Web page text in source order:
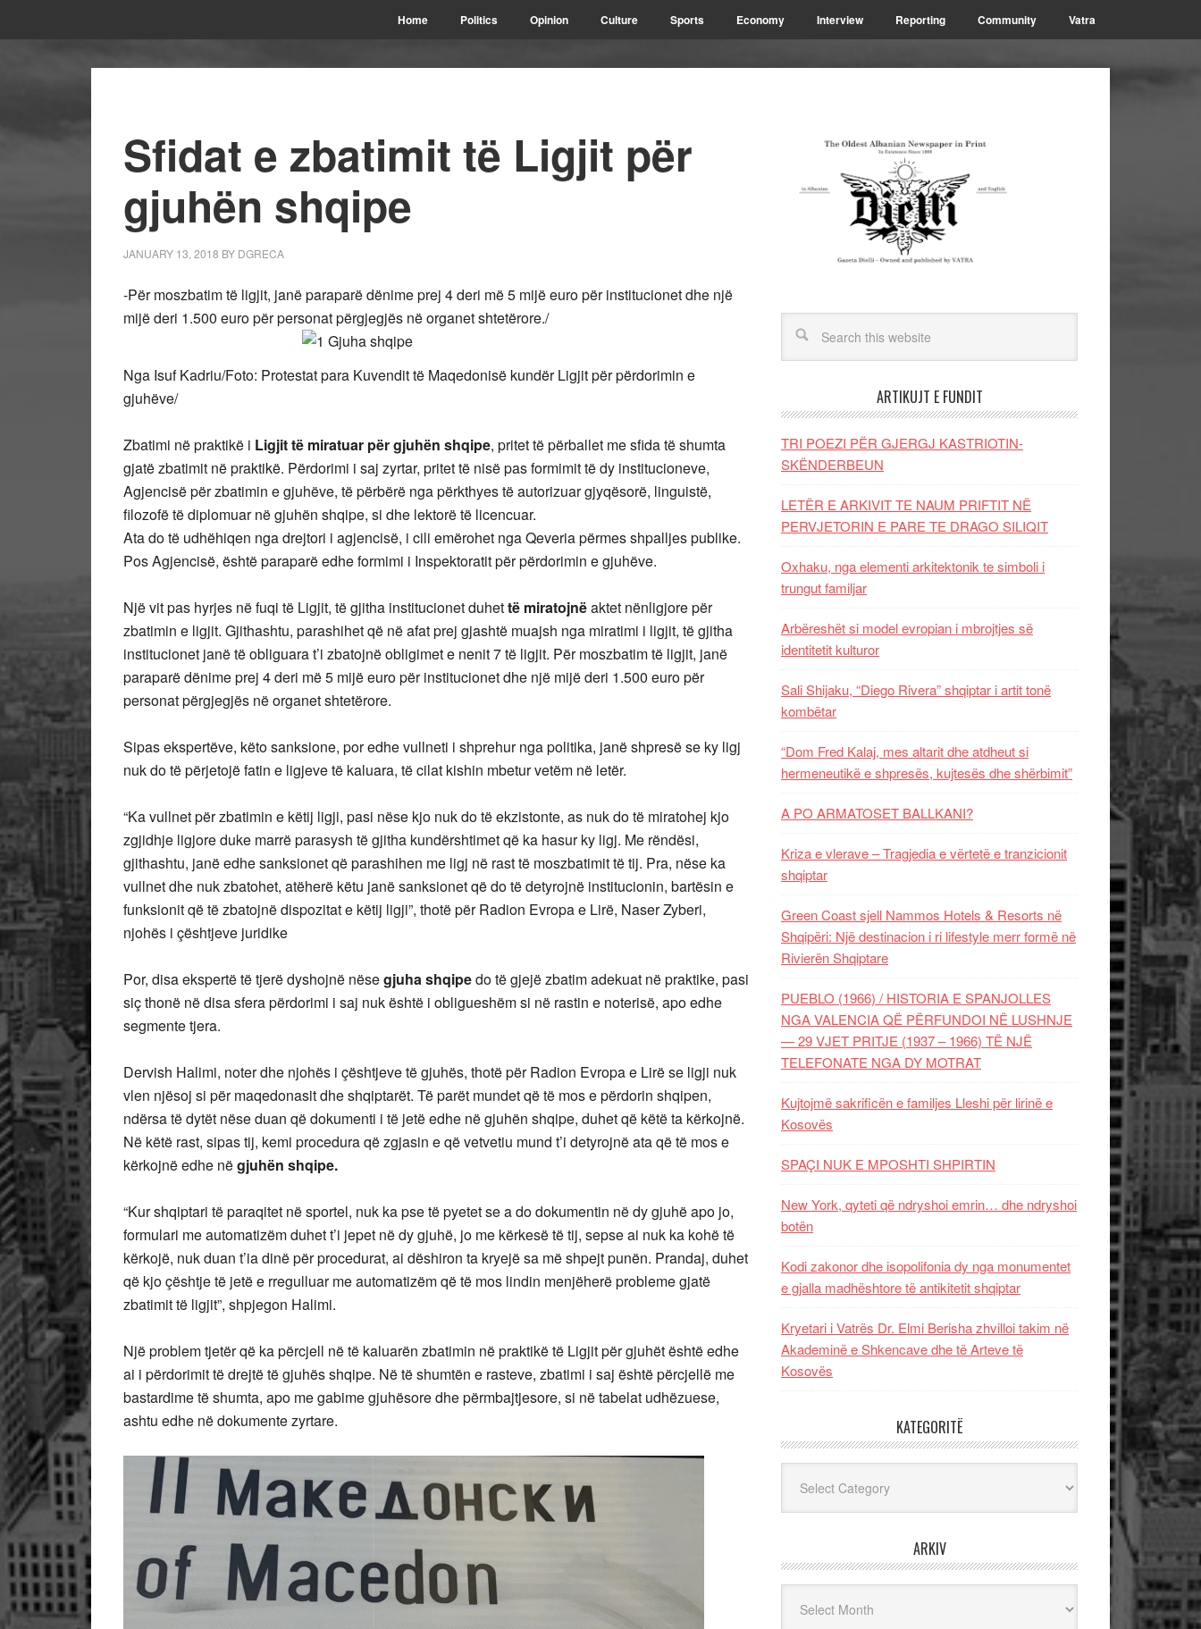
Home Politics Opinion Culture Sports Economy Interview Reporting Community Vatra
Sfidat e zbatimit të Ligjit për
gjuhën shqipe
JANUARY 13, 2018 BY DGRECA
-Për moszbatim të ligjit, janë paraparë dënime prej 4 deri më 5 mijë euro për institucionet dhe një
mijë deri 1.500 euro për personat përgjegjës në organet shtetërore./
Nga Isuf Kadriu/Foto: Protestat para Kuvendit të Maqedonisë kundër Ligjit për përdorimin e
gjuhëve/
Zbatimi në praktikë i Ligjit të miratuar për gjuhën shqipe, pritet të përballet me sfida të shumta
gjatë zbatimit në praktikë. Përdorimi i saj zyrtar, pritet të nisë pas formimit të dy institucioneve,
Agjencisë për zbatimin e gjuhëve, të përbërë nga përkthyes të autorizuar gjyqësorë, linguistë,
filozofë të diplomuar në gjuhën shqipe, si dhe lektorë të licencuar.
Ata do të udhëhiqen nga drejtori i agjencisë, i cili emërohet nga Qeveria përmes shpalljes publike.
Pos Agjencisë, është paraparë edhe formimi i Inspektoratit për përdorimin e gjuhëve.
Një vit pas hyrjes në fuqi të Ligjit, të gjitha institucionet duhettë miratojnëaktet nënligjore për
zbatimin e ligjit. Gjithashtu, parashihet që në afat prej gjashtë muajsh nga miratimi i ligjit, të gjitha
institucionet janë të obliguara t’i zbatojnë obligimet e nenit 7 të ligjit. Për moszbatim të ligjit, janë
paraparë dënime prej 4 deri më 5 mijë euro për institucionet dhe një mijë deri 1.500 euro për
personat përgjegjës në organet shtetërore.
Sipas ekspertëve, këto sanksione, por edhe vullneti i shprehur nga politika, janë shpresë se ky ligj
nuk do të përjetojë fatin e ligjeve të kaluara, të cilat kishin mbetur vetëm në letër.
“Ka vullnet për zbatimin e këtij ligji, pasi nëse kjo nuk do të ekzistonte, as nuk do të miratohej kjo
zgjidhje ligjore duke marrë parasysh të gjitha kundërshtimet që ka hasur ky ligj. Me rëndësi,
gjithashtu, janë edhe sanksionet që parashihen me ligj në rast të moszbatimit të tij. Pra, nëse ka
vullnet dhe nuk zbatohet, atëherë këtu janë sanksionet që do të detyrojnë institucionin, bartësin e
funksionit që të zbatojnë dispozitat e këtij ligji”, thotë për Radion Evropa e Lirë, Naser Zyberi,
njohës i çështjeve juridike
Por, disa ekspertë të tjerë dyshojnë nësegjuha shqipedo të gjejë zbatim adekuat në praktike, pasi
siç thonë në disa sfera përdorimi i saj nuk është i obligueshëm si në rastin e noterisë, apo edhe
segmente tjera.
Dervish Halimi, noter dhe njohës i çështjeve të gjuhës, thotë për Radion Evropa e Lirë se ligji nuk
vlen njësoj si për maqedonasit dhe shqiptarët. Të parët mundet që të mos e përdorin shqipen,
ndërsa të dytët nëse duan që dokumenti i të jetë edhe në gjuhën shqipe, duhet që këtë ta kërkojnë.
Në këtë rast, sipas tij, kemi procedura që zgjasin e që vetvetiu mund t’i detyrojnë ata që të mos e
kërkojnë edhe nëgjuhën shqipe.
“Kur shqiptari të paraqitet në sportel, nuk ka pse të pyetet se a do dokumentin në dy gjuhë apo jo,
formulari me automatizëm duhet t’i jepet në dy gjuhë, jo me kërkesë të tij, sepse ai nuk ka kohë të
kërkojë, nuk duan t’ia dinë për procedurat, ai dëshiron ta kryejë sa më shpejt punën. Prandaj, duhet
që kjo çështje të jetë e rregulluar me automatizëm që të mos lindin menjëherë probleme gjatë
zbatimit të ligjit”, shpjegon Halimi.
Një problem tjetër që ka përcjell në të kaluarën zbatimin në praktikë të Ligjit për gjuhët është edhe
ai i përdorimit të drejtë të gjuhës shqipe. Në të shumtën e rasteve, zbatimi i saj është përcjellë me
bastardime të shumta, apo me gabime gjuhësore dhe përmbajtjesore, si në tabelat udhëzuese,
ashtu edhe në dokumente zyrtare.
ARTIKUJT E FUNDIT
TRI POEZI PËR GJERGJ KASTRIOTIN-
SKËNDERBEUN
LETËR E ARKIVIT TE NAUM PRIFTIT NË
PERVJETORIN E PARE TE DRAGO SILIQIT
Oxhaku, nga elementi arkitektonik te simboli i
trungut familjar
Arbëreshët si model evropian i mbrojtjes së
identitetit kulturor
Sali Shijaku, “Diego Rivera” shqiptar i artit tonë
kombëtar
“Dom Fred Kalaj, mes altarit dhe atdheut si
hermeneutikë e shpresës, kujtesës dhe shërbimit”
A PO ARMATOSET BALLKANI?
Kriza e vlerave – Tragjedia e vërtetë e tranzicionit
shqiptar
Green Coast sjell Nammos Hotels & Resorts në
Shqipëri: Një destinacion i ri lifestyle merr formë në
Rivierën Shqiptare
PUEBLO (1966) / HISTORIA E SPANJOLLES
NGA VALENCIA QË PËRFUNDOI NË LUSHNJE
— 29 VJET PRITJE (1937 – 1966) TË NJË
TELEFONATE NGA DY MOTRAT
Kujtojmë sakrificën e familjes Lleshi për lirinë e
Kosovës
SPAÇI NUK E MPOSHTI SHPIRTIN
New York, qyteti që ndryshoi emrin… dhe ndryshoi
botën
Kodi zakonor dhe isopolifonia dy nga monumentet
e gjalla madhështore të antikitetit shqiptar
Kryetari i Vatrës Dr. Elmi Berisha zhvilloi takim në
Akademinë e Shkencave dhe të Arteve të
Kosovës
KATEGORITË
ARKIV